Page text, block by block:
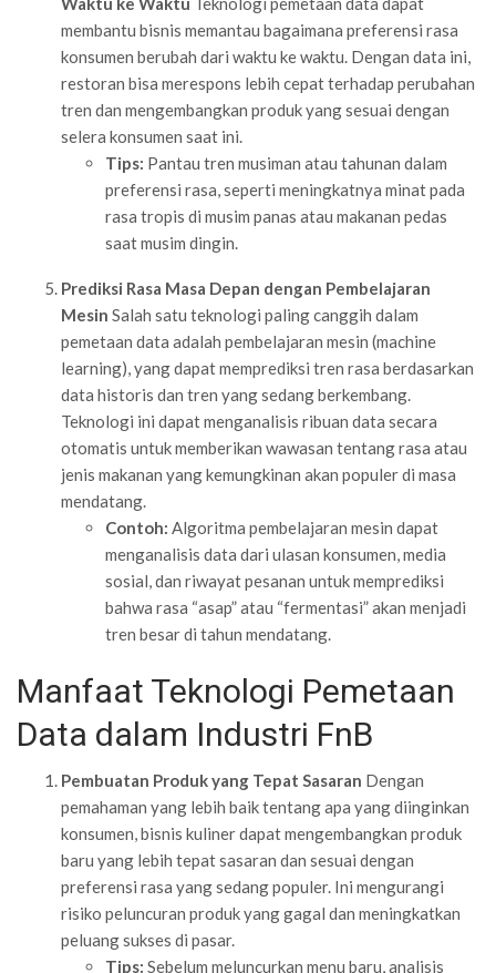
membantu bisnis memantau bagaimana preferensi rasa
konsumen berubah dari waktu ke waktu. Dengan data ini,
restoran bisa merespons lebih cepat terhadap perubahan
tren dan mengembangkan produk yang sesuai dengan
selera konsumen saat ini.
Tips: Pantau tren musiman atau tahunan dalam
preferensi rasa, seperti meningkatnya minat pada
rasa tropis di musim panas atau makanan pedas
saat musim dingin.
Prediksi Rasa Masa Depan dengan Pembelajaran
Mesin Salah satu teknologi paling canggih dalam
pemetaan data adalah pembelajaran mesin (machine
learning), yang dapat memprediksi tren rasa berdasarkan
data historis dan tren yang sedang berkembang.
Teknologi ini dapat menganalisis ribuan data secara
otomatis untuk memberikan wawasan tentang rasa atau
jenis makanan yang kemungkinan akan populer di masa
mendatang.
Contoh: Algoritma pembelajaran mesin dapat
menganalisis data dari ulasan konsumen, media
sosial, dan riwayat pesanan untuk memprediksi
bahwa rasa “asap” atau “fermentasi” akan menjadi
tren besar di tahun mendatang.
Manfaat Teknologi Pemetaan
Data dalam Industri FnB
Pembuatan Produk yang Tepat Sasaran Dengan
pemahaman yang lebih baik tentang apa yang diinginkan
konsumen, bisnis kuliner dapat mengembangkan produk
baru yang lebih tepat sasaran dan sesuai dengan
preferensi rasa yang sedang populer. Ini mengurangi
risiko peluncuran produk yang gagal dan meningkatkan
peluang sukses di pasar.
Tips: Sebelum meluncurkan menu baru, analisis